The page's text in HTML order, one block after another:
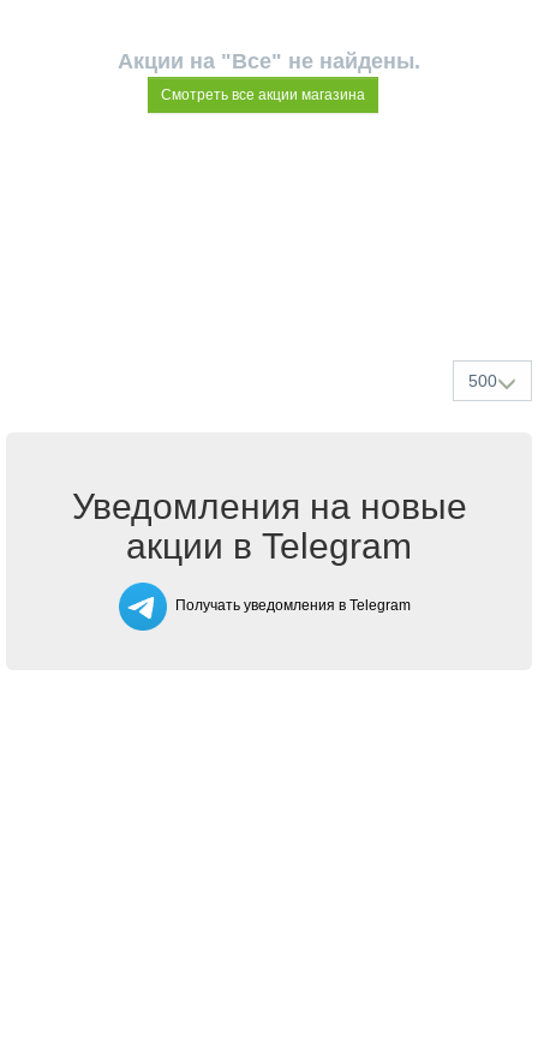
Акции на "Все" не найдены.
Смотреть все акции магазина
500
Уведомления на новые
акции в Telegram
Получать уведомления в Telegram